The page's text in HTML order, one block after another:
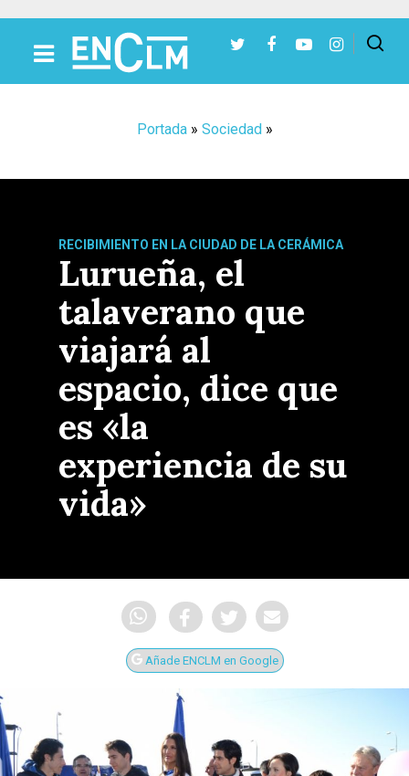
Portada» Sociedad»
RECIBIMIENTO EN LA CIUDAD DE LA CERÁMICA
Lurueña, el
talaverano que
viajará al
espacio, dice que
es «la
experiencia de su
vida»
Añade ENCLM en Google